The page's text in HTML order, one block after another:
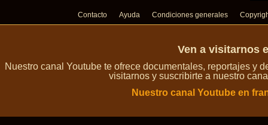
Contacto Ayuda Condiciones generales
Ven a visitarnos
Nuestro canal Youtube te ofrece documentales, reportajes y
visitarnos y suscribirte a nuestro
Nuestro canal Youtube en